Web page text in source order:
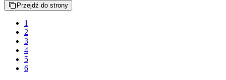
Przejdź do strony
1
2
3
4
5
6